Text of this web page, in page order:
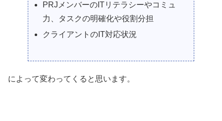
PRJメンバーのITリテラシーやコミュ
力、タスクの明確化や役割分担
クライアントのIT対応状況
によって変わってくると思います。